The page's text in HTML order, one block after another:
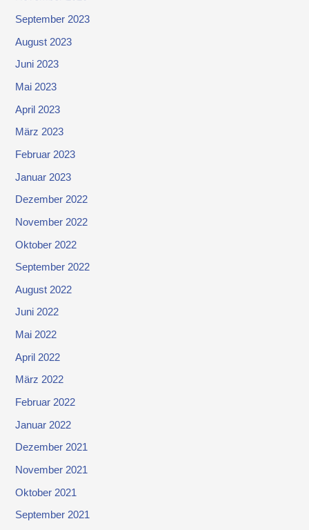
September 2023
August 2023
Juni 2023
Mai 2023
April 2023
März 2023
Februar 2023
Januar 2023
Dezember 2022
November 2022
Oktober 2022
September 2022
August 2022
Juni 2022
Mai 2022
April 2022
März 2022
Februar 2022
Januar 2022
Dezember 2021
November 2021
Oktober 2021
September 2021